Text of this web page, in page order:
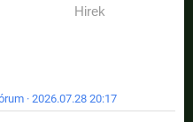
Hirek
· 2026.07.28 20:17